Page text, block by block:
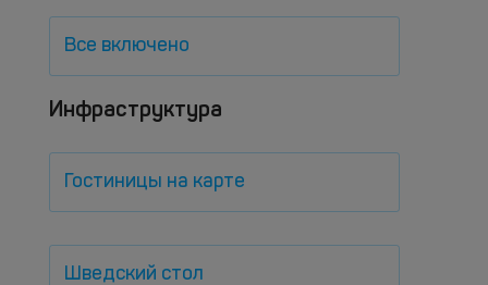
Все включено
Инфраструктура
Гостиницы на карте
Шведский стол